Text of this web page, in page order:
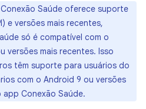
Conexão Saúde oferece suporte
e versões mais recentes,
só é compatível com o
versões mais recentes. Isso
têm suporte para usuários do
com o Android 9 ou versões
Conexão Saúde.